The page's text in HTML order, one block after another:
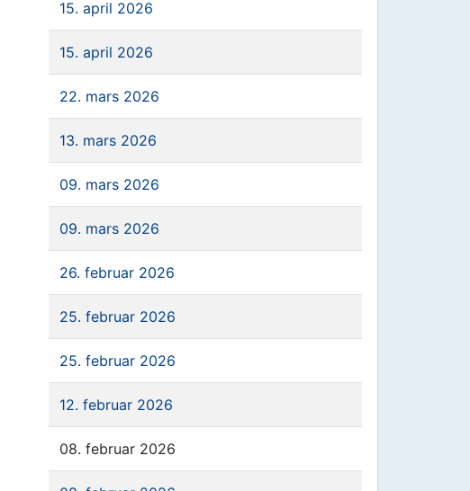
15. april 2026
15. april 2026
22. mars 2026
13. mars 2026
09. mars 2026
09. mars 2026
26. februar 2026
25. februar 2026
25. februar 2026
12. februar 2026
08. februar 2026